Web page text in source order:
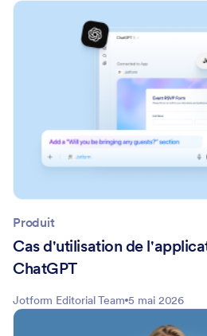
Produit
Cas d'utilisation de
ChatGPT
Jotform Editorial Team 5 mai 2026